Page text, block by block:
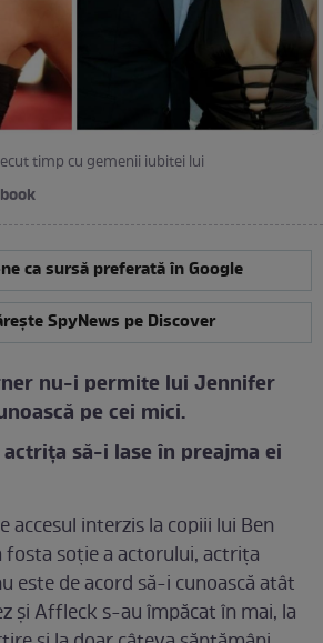
timp cu gemenii iubitei lui
ca sursă preferată în Google
SpyNews pe Discover
nu-i permite lui Jennifer
pe cei mici.
actrița să-i lase în preajma ei
accesul interzis la copiii lui Ben
soție a actorului, actrița
este de acord să-i cunoască atât
și Affleck s-au împăcat în mai, la